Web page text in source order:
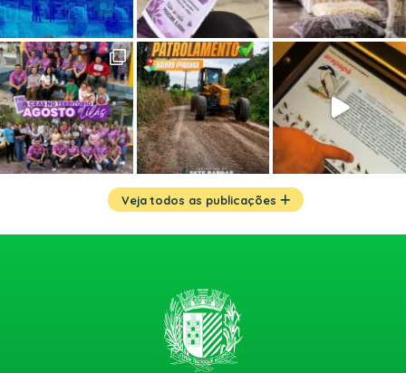
Veja todos as publicações